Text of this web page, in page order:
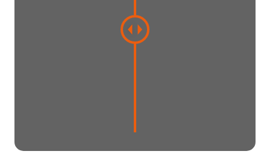
g
e
a
n
t